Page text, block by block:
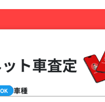
ト車査定
必須 車種
OK